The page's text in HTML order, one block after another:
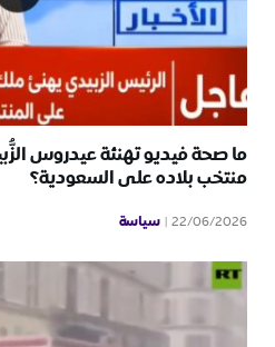
ما صحة فيديو تهنئة عيدروس
منتخب بلاده على السعودية؟
22/06/2026 سياسة